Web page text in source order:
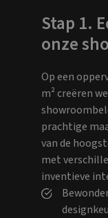
Stap 1.
onze
Op een
m² creëren
prachtige
van de
met
inventieve